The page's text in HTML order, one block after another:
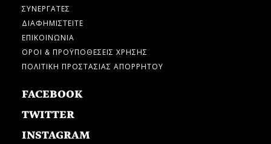
ΣΥΝΕΡΓΑΤΕΣ
ΔΙΑΦΗΜΙΣΤΕΙΤΕ
ΕΠΙΚΟΙΝΩΝΙΑ
ΟΡΟΙ & ΠΡΟΫΠΟΘΕΣΕΙΣ ΧΡΗΣΗΣ
ΠΟΛΙΤΙΚΗ ΠΡΟΣΤΑΣΙΑΣ ΑΠΟΡΡΗΤΟΥ
FACEBOOK
TWITTER
INSTAGRAM